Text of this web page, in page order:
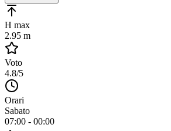
H max
2.95 m
Voto
4.8/5
Orari
Sabato
07:00 - 00:00